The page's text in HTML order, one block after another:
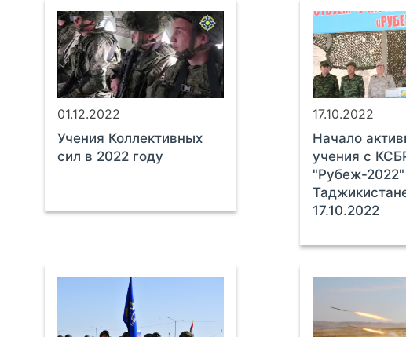
01.12.2022
Учения Коллективных
сил в 2022 году
17.10.2022
Начало
учения с
"Рубеж-2022"
17.10.2022